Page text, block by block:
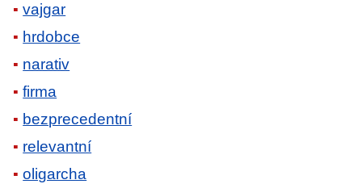
vajgar
hrdobce
narativ
firma
bezprecedentní
relevantní
oligarcha